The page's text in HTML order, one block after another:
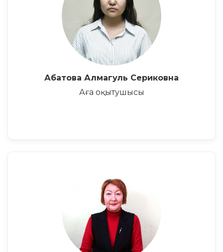
Абатова Алмагуль Сериковна
Аға оқытушысы